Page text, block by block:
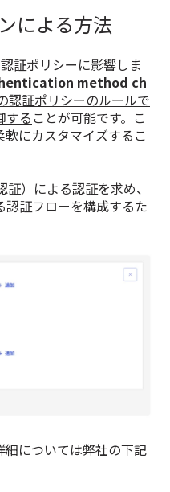
による方法
証ポリシーに影響しま
method ch
認証ポリシーのルールで
する ことが可能です。こ
にカスタマイズするこ
）による認証を求め、
証フローを構成するた
については弊社の下記